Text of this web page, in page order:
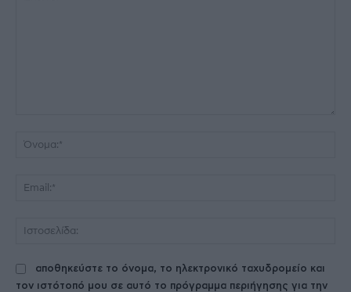
αποθηκεύστε το όνομα, το ηλεκτρονικό ταχυδρομείο και
τον ιστότοπό μου σε αυτό το πρόγραμμα περιήγησης για την